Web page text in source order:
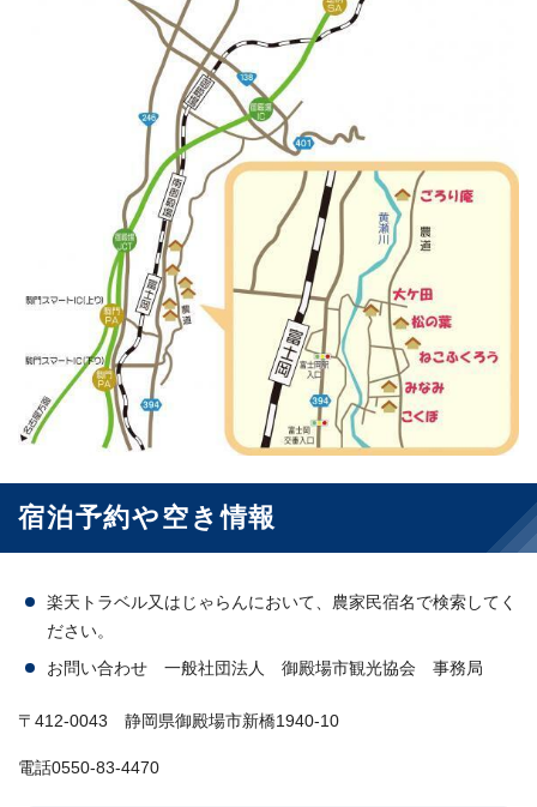
宿泊予約や空き情報
楽天トラベル又はじゃらんにおいて、農家民宿名で検索してく
ださい。
お問い合わせ 一般社団法人 御殿場市観光協会 事務局
〒412-0043 静岡県御殿場市新橋1940-10
電話0550-83-4470